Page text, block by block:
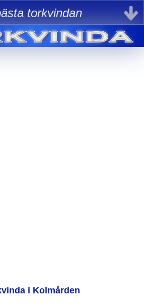
torkvindan
i Kolmården